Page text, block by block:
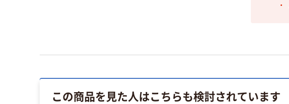
この商品を見た人はこちらも検討されています